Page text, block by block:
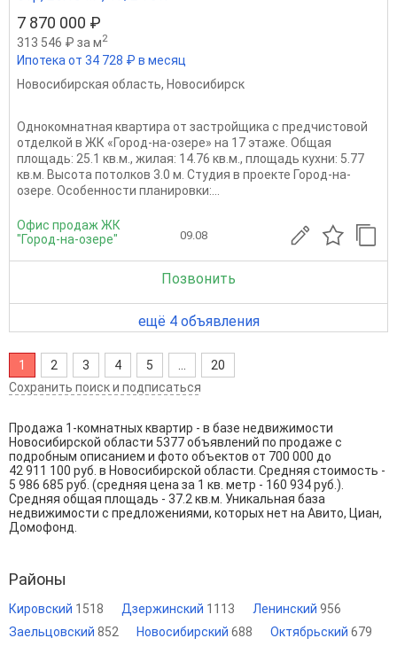
7 870 000 ₽
313 546 ₽ за м2
Ипотека от 34 728 ₽ в месяц
Новосибирская область, Новосибирск
Однокомнатная квартира от застройщика с предчистовой
отделкой в ЖК «Город-на-озере» на 17 этаже. Общая
площадь: 25.1 кв.м., жилая: 14.76 кв.м., площадь кухни: 5.77
кв.м. Высота потолков 3.0 м. Студия в проекте Город-на-
озере. Особенности планировки:...
Офис продаж ЖК
"Город-на-озере"
09.08
Позвонить
ещё 4 объявления
1 2 3 4 5
20
Сохранить поиск и подписаться
Продажа 1-комнатных квартир - в базе недвижимости
Новосибирской области 5377 объявлений по продаже с
подробным описанием и фото объектов от 700 000 до
42 911 100 руб. в Новосибирской области. Средняя стоимость -
5 986 685 руб. (средняя цена за 1 кв. метр - 160 934 руб.).
Средняя общая площадь - 37.2 кв.м. Уникальная база
недвижимости с предложениями, которых нет на Авито, Циан,
Домофонд.
Районы
Кировский 1518 Дзержинский 1113 Ленинский 956
Заельцовский 852 Новосибирский 688 Октябрьский 679